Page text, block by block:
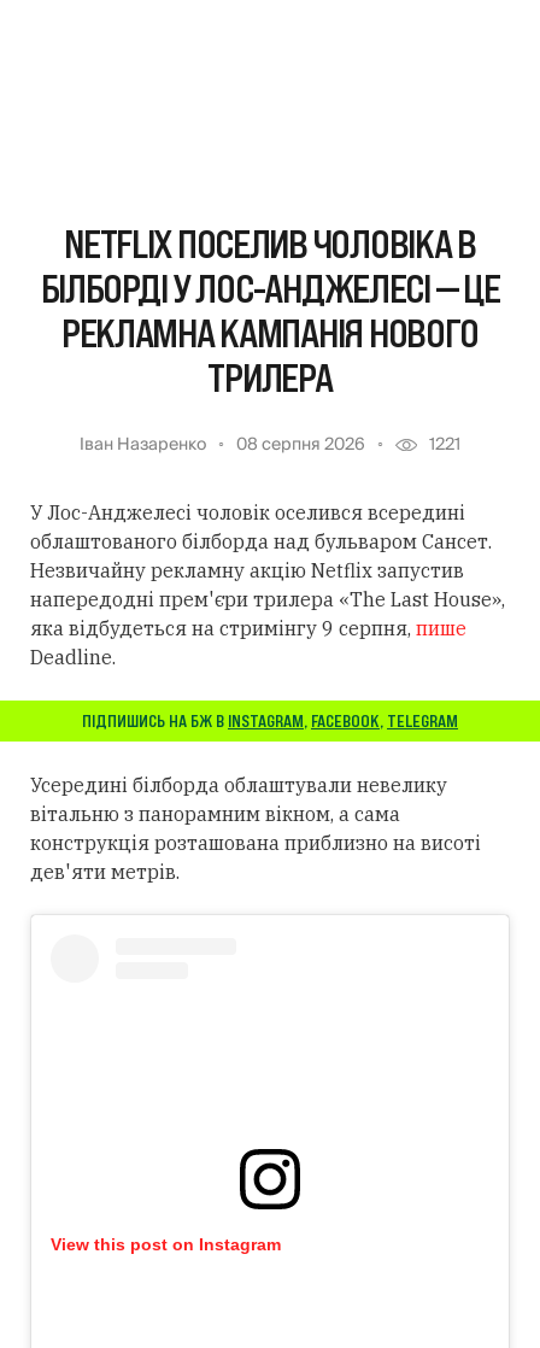
NETFLIX ПОСЕЛИВ ЧОЛОВІКА В
БІЛБОРДІ У ЛОС-АНДЖЕЛЕСІ — ЦЕ
РЕКЛАМНА КАМПАНІЯ НОВОГО
ТРИЛЕРА
Іван Назаренко 08 серпня 2026 1221
У Лос-Анджелесі чоловік оселився всередині
облаштованого білборда над бульваром Сансет.
Незвичайну рекламну акцію Netflix запустив
напередодні прем'єри трилера «The Last House»,
яка відбудеться на стримінгу 9 серпня, пише
Deadline.
ПІДПИШИСЬ НА БЖ В INSTAGRAM, FACEBOOK, TELEGRAM
Усередині білборда облаштували невелику
вітальню з панорамним вікном, а сама
конструкція розташована приблизно на висоті
дев'яти метрів.
View this post on Instagram